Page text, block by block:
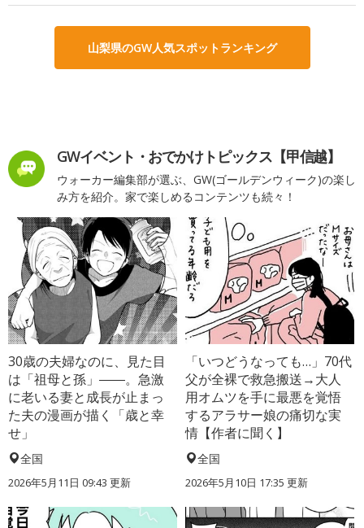
山梨県のGW人気スポットランキング
GWイベント・おでかけトピックス【甲信越】
ウォーカー編集部が選ぶ、GW(ゴールデンウィーク)の楽し
み方を紹介。家で楽しめるコンテンツも続々！
30歳の夫婦なのに、見た目
は「祖母と孫」――。急激
に老いる妻と成長が止まっ
た夫の漫画が描く「歳と幸
せ」
全国
2026年5月11日 09:43 更新
「いつどうなっても…」70代
父が全裸で救急搬送→大人
用オムツを手に最悪を覚悟
するアラサー娘の痛切な実
情【作者に聞く】
全国
2026年5月10日 17:35 更新